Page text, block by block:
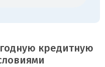
кредитную